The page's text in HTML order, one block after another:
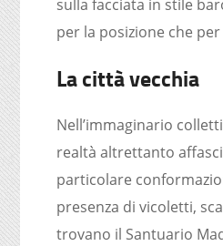
sulla facciata in stile
per la posizione che
La città vecchia
Nell’immaginario
realtà altrettanto
particolare
presenza di vicoletti,
trovano il Santuario